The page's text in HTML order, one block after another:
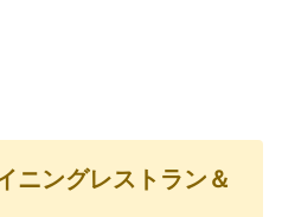
ニングレストラン＆